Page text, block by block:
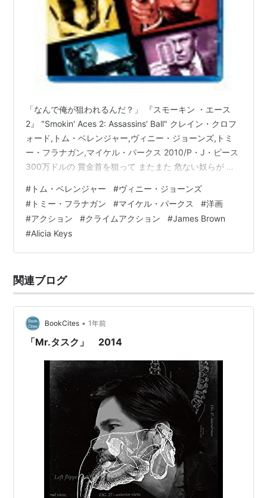
「なんで俺が狙われるんだ？」 『スモーキン ・エース
2』 "Smokin' Aces 2: Assassins' Ball" クレイン・クロフ
ォード,トム・ベレンジャー,ヴィニー・ジョーンズ,トミ
ー・フラナガン,マイケル・パークス 2010/P・J・ピース
300万ドルの 賞金首を狙って またまた 危ない奴らが 大
ら。 べつに話は続いてないけど こっちに出てるキャラも
2にいたりするよ。 ▼時系列としてはこっちが後なんだ
ってさ。www.youtube.com zuzz.hatenablog.com スモ
ーキン・エース【Blu-r…
# トム・ベレンジャー #ヴィニー・ジョーンズ
# トミー・フラナガン #マイケル・パークス #洋画
#アクション #クライムアクション #James Brown
#Alicia Keys
関連ブログ
BookCites • 1年前
「Mr.タスク」 2014